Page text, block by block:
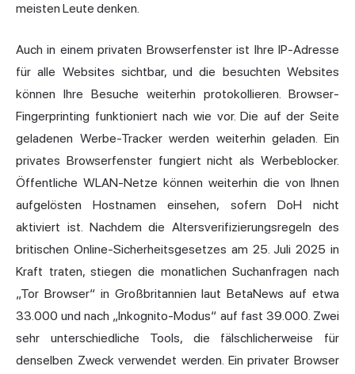
meisten Leute denken.
Auch in einem privaten Browserfenster ist Ihre IP-Adresse
für alle Websites sichtbar, und die besuchten Websites
können Ihre Besuche weiterhin protokollieren. Browser-
Fingerprinting funktioniert nach wie vor. Die auf der Seite
geladenen Werbe-Tracker werden weiterhin geladen. Ein
privates Browserfenster fungiert nicht als Werbeblocker.
Öffentliche WLAN-Netze können weiterhin die von Ihnen
aufgelösten Hostnamen einsehen, sofern DoH nicht
aktiviert ist. Nachdem die Altersverifizierungsregeln des
britischen Online-Sicherheitsgesetzes am 25. Juli 2025 in
Kraft traten, stiegen die monatlichen Suchanfragen nach
„Tor Browser“ in Großbritannien laut BetaNews auf etwa
33.000 und nach „Inkognito-Modus“ auf fast 39.000. Zwei
sehr unterschiedliche Tools, die fälschlicherweise für
denselben Zweck verwendet werden. Ein privater Browser